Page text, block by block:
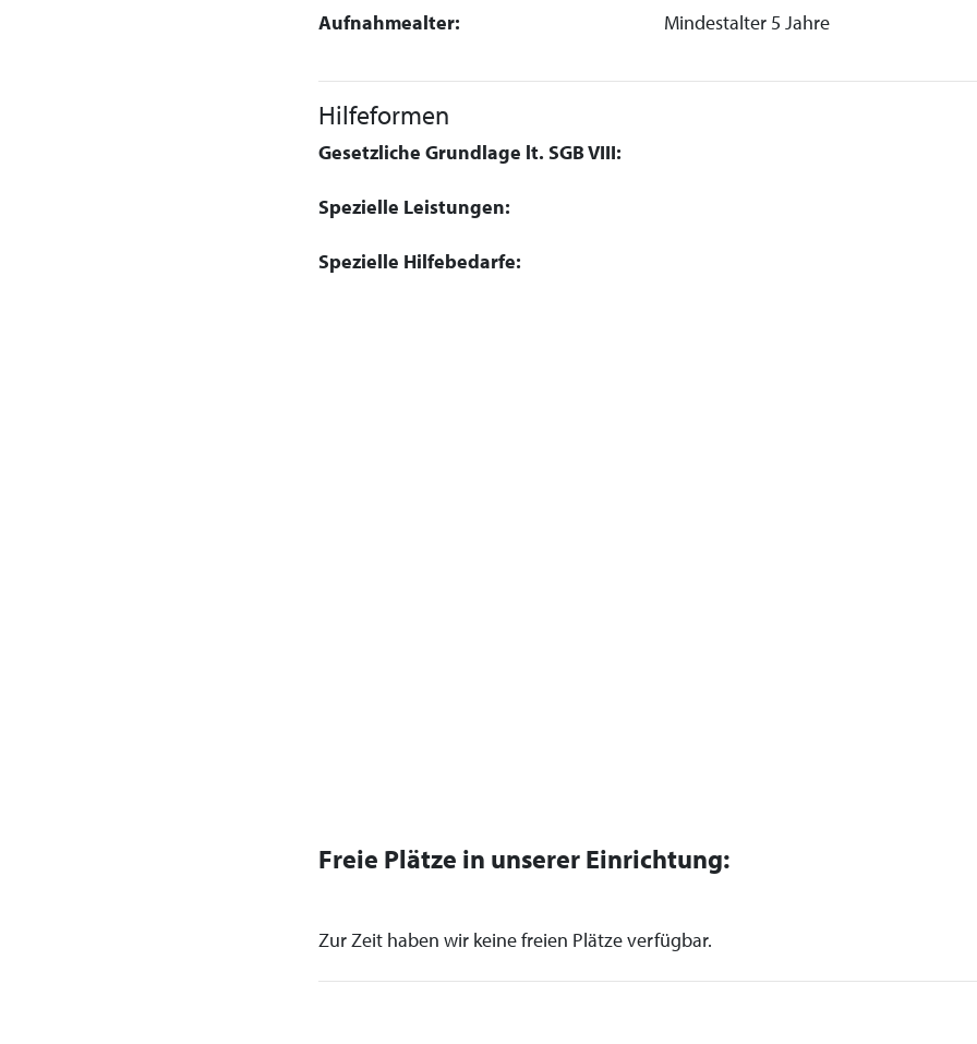
Aufnahmealter: Mindestalter 5 Jahre
Hilfeformen
Gesetzliche Grundlage lt. SGB VIII:
Spezielle Leistungen:
Spezielle Hilfebedarfe:
Freie Plätze in unserer Einrichtung:
Zur Zeit haben wir keine freien Plätze verfügbar.